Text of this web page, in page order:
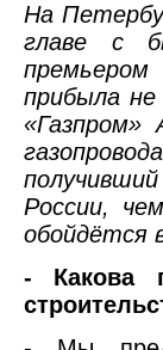
На
главе с
прибыла
«Газпром»
России,
обойдётся
- Какова